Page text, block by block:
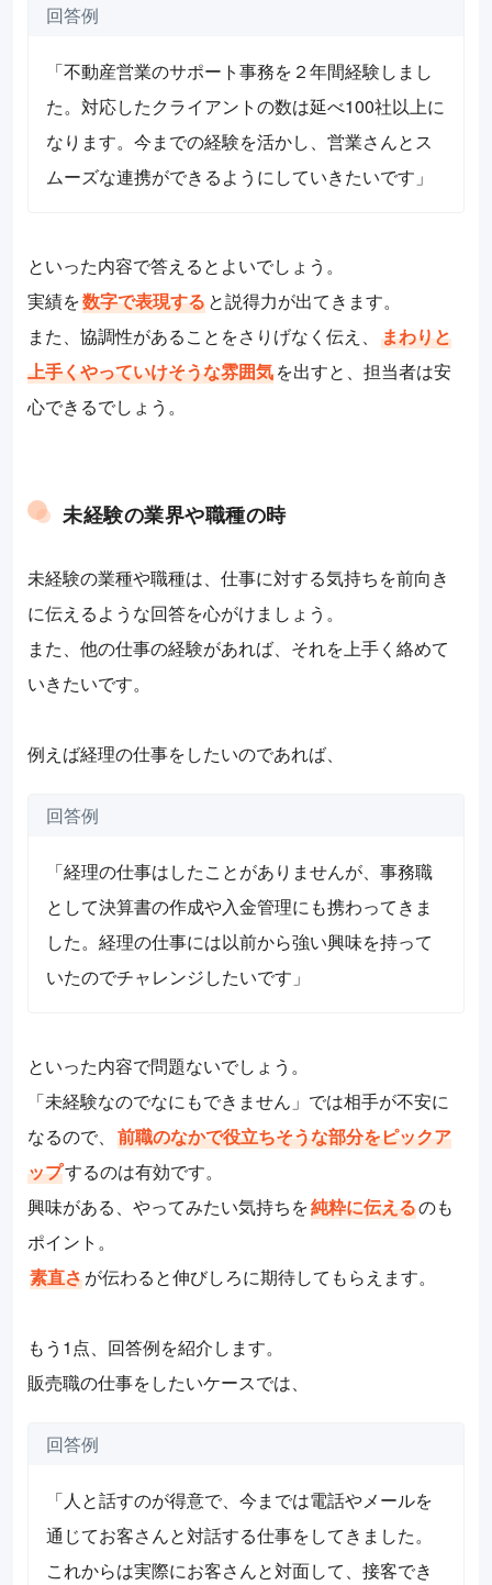
回答例
「不動産営業のサポート事務を２年間経験しまし
た。対応したクライアントの数は延べ100社以上に
なります。今までの経験を活かし、営業さんとス
ムーズな連携ができるようにしていきたいです」
といった内容で答えるとよいでしょう。
実績を数字で表現すると説得力が出てきます。
また、協調性があることをさりげなく伝え、 まわりと
上手くやっていけそうな雰囲気を出すと、担当者は安
心できるでしょう。
未経験の業界や職種の時
未経験の業種や職種は、仕事に対する気持ちを前向き
に伝えるような回答を心がけましょう。
また、他の仕事の経験があれば、それを上手く絡めて
いきたいです。
例えば経理の仕事をしたいのであれば、
回答例
「経理の仕事はしたことがありませんが、事務職
として決算書の作成や入金管理にも携わってきま
した。経理の仕事には以前から強い興味を持って
いたのでチャレンジしたいです」
といった内容で問題ないでしょう。
「未経験なのでなにもできません」では相手が不安に
なるので、 前職のなかで役立ちそうな部分をピックア
ップするのは有効です。
興味がある、やってみたい気持ちを純粋に伝えるのも
ポイント。
素直さが伝わると伸びしろに期待してもらえます。
もう1点、回答例を紹介します。
販売職の仕事をしたいケースでは、
回答例
「人と話すのが得意で、今までは電話やメールを
通じてお客さんと対話する仕事をしてきました。
これからは実際にお客さんと対面して、接客でき